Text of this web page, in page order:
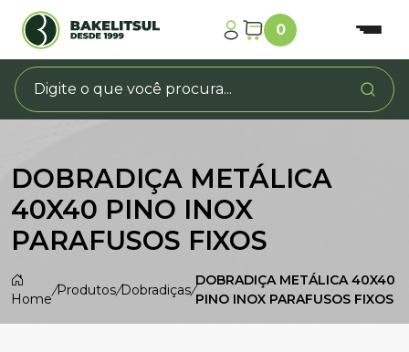
0
DOBRADIÇA METÁLICA
40X40 PINO INOX
PARAFUSOS FIXOS
Home
/Produtos/Dobradiças/
DOBRADIÇA METÁLICA 40X40
PINO INOX PARAFUSOS FIXOS